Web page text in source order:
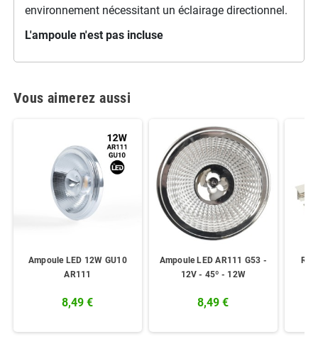
environnement nécessitant un éclairage directionnel.
L'ampoule n'est pas incluse
Vous aimerez aussi
Ampoule LED 12W GU10
AR111
8,49 €
Ampoule LED AR111 G53 -
12V - 45º - 12W
8,49 €
Rail